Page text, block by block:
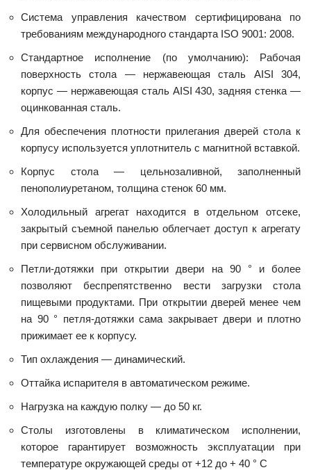
Система управления качеством сертифицирована по
требованиям международного стандарта ISO 9001: 2008.
Стандартное исполнение (по умолчанию): Рабочая
поверхность стола — нержавеющая сталь AISI 304,
корпус — нержавеющая сталь AISI 430, задняя стенка —
оцинкованная сталь.
Для обеспечения плотности прилегания дверей стола к
корпусу используется уплотнитель с магнитной вставкой.
Корпус стола — цельнозаливной, заполненный
пенополиуретаном, толщина стенок 60 мм.
Холодильный агрегат находится в отдельном отсеке,
закрытый съемной панелью облегчает доступ к агрегату
при сервисном обслуживании.
Петли-дотяжки при открытии двери на 90 ° и более
позволяют беспрепятственно вести загрузки стола
пищевыми продуктами. При открытии дверей менее чем
на 90 ° петля-дотяжки сама закрывает двери и плотно
прижимает ее к корпусу.
Тип охлаждения — динамический.
Оттайка испарителя в автоматическом режиме.
Нагрузка на каждую полку — до 50 кг.
Столы изготовлены в климатическом исполнении,
которое гарантирует возможность эксплуатации при
температуре окружающей среды от +12 до + 40 ° С